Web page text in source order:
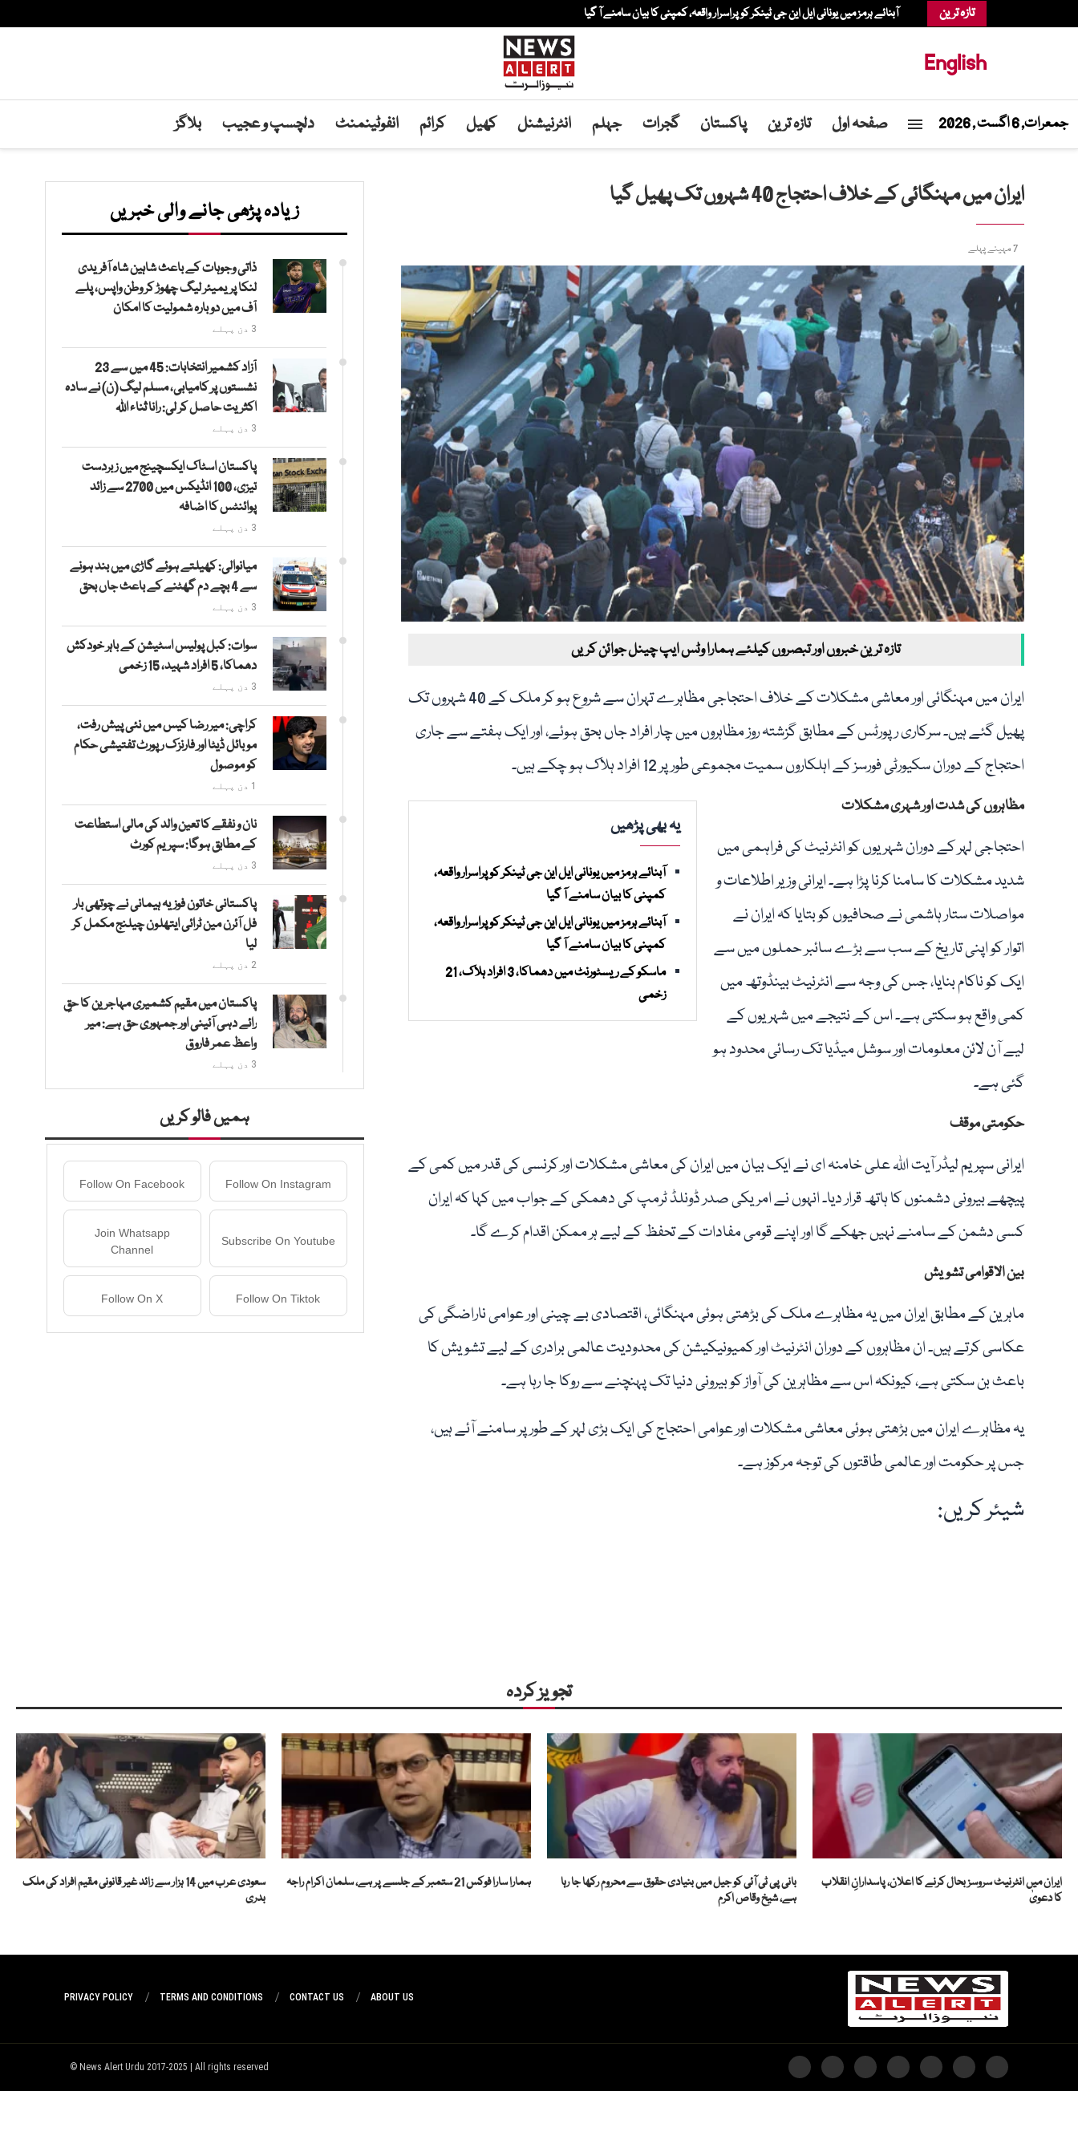
تازہ ترین آبنائے ہرمز میں یونانی ایل این جی ٹینکر کو پراسرار واقعہ، کمپنی کا بیان سامنے آ گیا
English
جمعرات, 6 اگست , 2026 صفحہ اول تازہ ترین پاکستان گجرات جہلم انٹرنیشنل کھیل کرائم انفوٹینمنٹ دلچسپ و عجیب بلاگز
ایران میں مہنگائی کے خلاف احتجاج 40 شہروں تک پھیل گیا
7 مہینے پہلے
تازہ ترین خبروں اور تبصروں کیلئے ہمارا وٹس ایپ چینل جوائن کریں
ایران میں مہنگائی اور معاشی مشکلات کے خلاف احتجاجی مظاہرے تہران سے شروع ہو کر ملک کے 40 شہروں تک
پھیل گئے ہیں۔ سرکاری رپورٹس کے مطابق گزشتہ روز مظاہروں میں چار افراد جاں بحق ہوئے، اور ایک ہفتے سے جاری
احتجاج کے دوران سکیورٹی فورسز کے اہلکاروں سمیت مجموعی طور پر 12 افراد ہلاک ہو چکے ہیں۔
یہ بھی پڑھیں
آبنائے ہرمز میں یونانی ایل این جی ٹینکر کو پراسرار واقعہ،
کمپنی کا بیان سامنے آ گیا
آبنائے ہرمز میں یونانی ایل این جی ٹینکر کو پراسرار واقعہ،
کمپنی کا بیان سامنے آ گیا
ماسکو کے ریسٹورنٹ میں دھماکا، 3 افراد ہلاک، 21
زخمی
مظاہروں کی شدت اور شہری مشکلات
احتجاجی لہر کے دوران شہریوں کو انٹرنیٹ کی فراہمی میں
شدید مشکلات کا سامنا کرنا پڑا ہے۔ ایرانی وزیر اطلاعات و
مواصلات ستار ہاشمی نے صحافیوں کو بتایا کہ ایران نے
اتوار کو اپنی تاریخ کے سب سے بڑے سائبر حملوں میں سے
ایک کو ناکام بنایا، جس کی وجہ سے انٹرنیٹ بینڈوتھ میں
کمی واقع ہو سکتی ہے۔ اس کے نتیجے میں شہریوں کے
لیے آن لائن معلومات اور سوشل میڈیا تک رسائی محدود ہو
گئی ہے۔
حکومتی موقف
ایرانی سپریم لیڈر آیت اللہ علی خامنہ ای نے ایک بیان میں ایران کی معاشی مشکلات اور کرنسی کی قدر میں کمی کے
پیچھے بیرونی دشمنوں کا ہاتھ قرار دیا۔ انہوں نے امریکی صدر ڈونلڈ ٹرمپ کی دھمکی کے جواب میں کہا کہ ایران
کسی دشمن کے سامنے نہیں جھکے گا اور اپنے قومی مفادات کے تحفظ کے لیے ہر ممکن اقدام کرے گا۔
بین الاقوامی تشویش
ماہرین کے مطابق ایران میں یہ مظاہرے ملک کی بڑھتی ہوئی مہنگائی، اقتصادی بے چینی اور عوامی ناراضگی کی
عکاسی کرتے ہیں۔ ان مظاہروں کے دوران انٹرنیٹ اور کمیونیکیشن کی محدودیت عالمی برادری کے لیے تشویش کا
باعث بن سکتی ہے، کیونکہ اس سے مظاہرین کی آواز کو بیرونی دنیا تک پہنچنے سے روکا جا رہا ہے۔
یہ مظاہرے ایران میں بڑھتی ہوئی معاشی مشکلات اور عوامی احتجاج کی ایک بڑی لہر کے طور پر سامنے آئے ہیں،
جس پر حکومت اور عالمی طاقتوں کی توجہ مرکوز ہے۔
شیئر کریں:
زیادہ پڑھی جانے والی خبریں
ذاتی وجوہات کے باعث شاہین شاہ آفریدی
لنکا پریمیئر لیگ چھوڑ کر وطن واپس، پلے
آف میں دوبارہ شمولیت کا امکان
3 دن پہلے
آزاد کشمیر انتخابات: 45 میں سے 23
نشستوں پر کامیابی، مسلم لیگ (ن) نے سادہ
اکثریت حاصل کر لی: رانا ثناء اللہ
3 دن پہلے
پاکستان اسٹاک ایکسچینج میں زبردست
تیزی، 100 انڈیکس میں 2700 سے زائد
پوائنٹس کا اضافہ
3 دن پہلے
میانوالی: کھیلتے ہوئے گاڑی میں بند ہونے
سے 4 بچے دم گھٹنے کے باعث جاں بحق
3 دن پہلے
سوات: کبل پولیس اسٹیشن کے باہر خودکش
دھماکا، 5 افراد شہید، 15 زخمی
3 دن پہلے
کراچی: میر رضا کیس میں نئی پیش رفت،
موبائل ڈیٹا اور فارنزک رپورٹ تفتیشی حکام
کو موصول
1 دن پہلے
نان و نفقے کا تعین والد کی مالی استطاعت
کے مطابق ہوگا: سپریم کورٹ
3 دن پہلے
پاکستانی خاتون فوزیہ ہیمانی نے چوتھی بار
فل آئرن مین ٹرائی ایتھلون چیلنج مکمل کر
لیا
2 دن پہلے
پاکستان میں مقیم کشمیری مہاجرین کا حقِ
رائے دہی آئینی اور جمہوری حق ہے: میر
واعظ عمر فاروق
3 دن پہلے
ہمیں فالو کریں
Follow On Instagram
Follow On Facebook
Subscribe On Youtube
Join Whatsapp
Channel
Follow On Tiktok
Follow On X
تجویز کردہ
ایران میں انٹرنیٹ سروسز بحال کرنے کا اعلان، پاسدارانِ انقلاب
کا دعویٰ
بانی پی ٹی آئی کو جیل میں بنیادی حقوق سے محروم رکھا جا رہا
ہے، شیخ وقاص اکرم
ہمارا سارا فوکس 21 ستمبر کے جلسے پر ہے، سلمان اکرام راجہ
سعودی عرب میں 14 ہزار سے زائد غیر قانونی مقیم افراد کی ملک
بدری
ABOUT US
CONTACT US
TERMS AND CONDITIONS
PRIVACY POLICY
News Alert Urdu 2017-2025 | All rights reserved ©